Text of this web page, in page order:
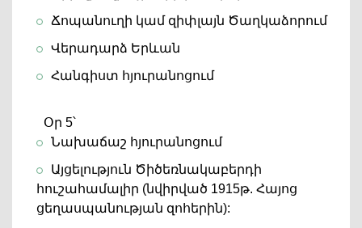
Ճոպանուղի կամ զիփլայն Ծաղկաձորում
Վերադարձ Երևան
Հանգիստ հյուրանոցում
Օր 5՝
Նախաճաշ հյուրանոցում
Այցելություն Ծիծեռնակաբերդի
հուշահամալիր (նվիրված 1915թ. Հայոց
ցեղասպանության զոհերին):